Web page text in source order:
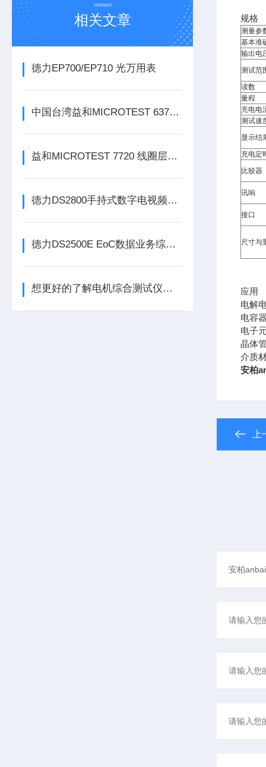
相关文章
德力EP700/EP710 光万用表
中国台湾益和MICROTEST 6371 LCR测试仪
益和MICROTEST 7720 线圈层间短路测试仪
德力DS2800手持式数字电视频谱分析仪
德力DS2500E EoC数据业务综合测试仪
想更好的了解电机综合测试仪赶紧看看本篇吧
规格
测量参
基本准
输出电
测试范
读数
量程
充电电
测试速
显示结
充电定
比较器
讯响
接口
尺寸与
应用
电解
电容
电子
晶体
介质
安柏